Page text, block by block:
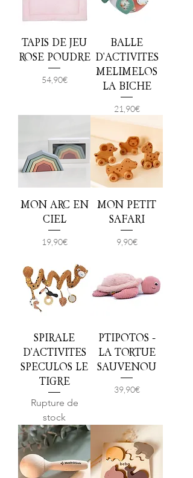
TAPIS DE JEU
ROSE POUDRE
Prix
54,90 €
BALLE
D'ACTIVITES
MELIMELOS
LA BICHE
Prix
21,90 €
MON ARC EN
CIEL
Prix
19,90 €
MON PETIT
SAFARI
Prix
9,90 €
SPIRALE
D'ACTIVITES
SPECULOS LE
TIGRE
Rupture de
stock
PTIPOTOS -
LA TORTUE
SAUVENOU
Prix
39,90 €